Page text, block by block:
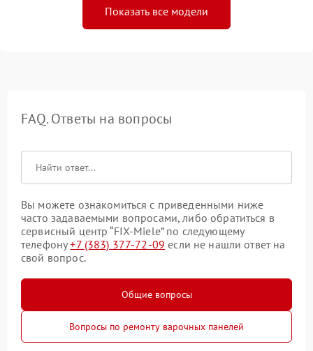
Показать все модели
FAQ. Ответы на вопросы
Вы можете ознакомиться с приведенными ниже
часто задаваемыми вопросами, либо обратиться в
сервисный центр “FIX-Miele” по следующему
телефону+7 (383) 377-72-09 если не нашли ответ на
свой вопрос.
Общие вопросы
Вопросы по ремонту варочных панелей